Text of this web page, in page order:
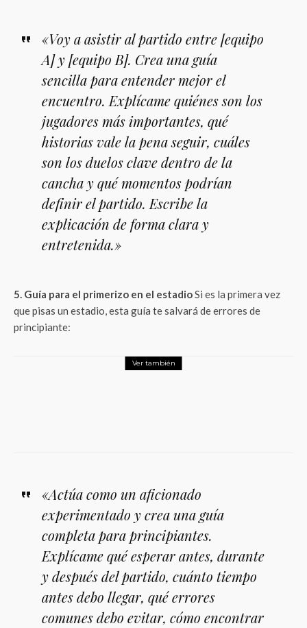
«Voy a asistir al partido entre [equipo
A] y [equipo B]. Crea una guía
sencilla para entender mejor el
encuentro. Explícame quiénes son los
jugadores más importantes, qué
historias vale la pena seguir, cuáles
son los duelos clave dentro de la
cancha y qué momentos podrían
definir el partido. Escribe la
explicación de forma clara y
entretenida.»
5. Guía para el primerizo en el estadioSi es la primera vez
que pisas un estadio, esta guía te salvará de errores de
principiante:
Ver también
«Actúa como un aficionado
experimentado y crea una guía
completa para principiantes.
Explícame qué esperar antes, durante
y después del partido, cuánto tiempo
antes debo llegar, qué errores
comunes debo evitar, cómo encontrar